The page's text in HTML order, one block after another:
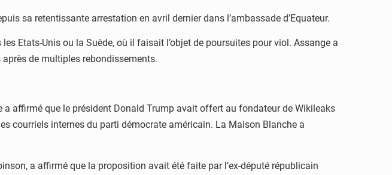
sa retentissante arrestation en avril dernier dans l’ambassade d’Equateur.
Etats-Unis ou la Suède, où il faisait l’objet de poursuites pour viol. Assange a
de multiples rebondissements.
a affirmé que le président Donald Trump avait offert au fondateur de Wikileaks
courriels internes du parti démocrate américain. La Maison Blanche a
a affirmé que la proposition avait été faite par l’ex-député républicain